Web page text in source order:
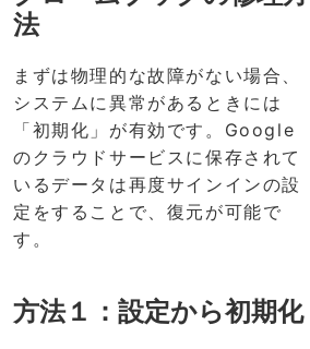
法
まずは物理的な故障がない場合、
システムに異常があるときには
「初期化」が有効です。Google
のクラウドサービスに保存されて
いるデータは再度サインインの設
定をすることで、復元が可能で
す。
方法１：設定から初期化